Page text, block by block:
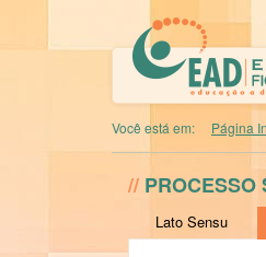
Você está em: Página
// PROCESSO
Lato Sensu